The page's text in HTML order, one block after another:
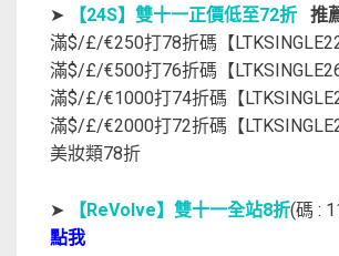
➤ 【24S】雙十一正價低至72折 推
滿$/£/€250打78折碼【LTKSINGLE22
滿$/£/€500打76折碼【LTKSINGLE26
滿$/£/€1000打74折碼【
滿$/£/€2000打72折碼【
美妝類78折
➤ 【ReVolve】雙十一全站8折(碼 :
點我